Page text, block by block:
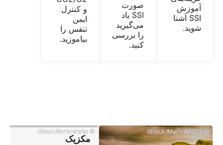
آموزش
SSI آشنا
شوید.
صورت
SSI یاد
می‌گیرید
را بررسی
کنید.
و کنترل
ایمن
تنفس را
بیاموزید.
© iStock/MartinM303
© iStock/ferrantraite
مکزیک